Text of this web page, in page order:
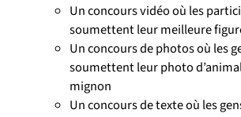
Un concours vidéo où les
soumettent leur meilleure
Un concours de photos où les
soumettent leur photo
mignon
Un concours de texte où les